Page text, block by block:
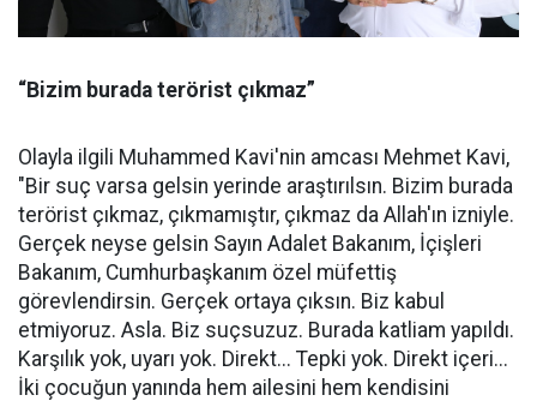
“Bizim burada terörist çıkmaz”
Olayla ilgili Muhammed Kavi'nin amcası Mehmet Kavi,
"Bir suç varsa gelsin yerinde araştırılsın. Bizim burada
terörist çıkmaz, çıkmamıştır, çıkmaz da Allah'ın izniyle.
Gerçek neyse gelsin Sayın Adalet Bakanım, İçişleri
Bakanım, Cumhurbaşkanım özel müfettiş
görevlendirsin. Gerçek ortaya çıksın. Biz kabul
etmiyoruz. Asla. Biz suçsuzuz. Burada katliam yapıldı.
Karşılık yok, uyarı yok. Direkt... Tepki yok. Direkt içeri...
İki çocuğun yanında hem ailesini hem kendisini